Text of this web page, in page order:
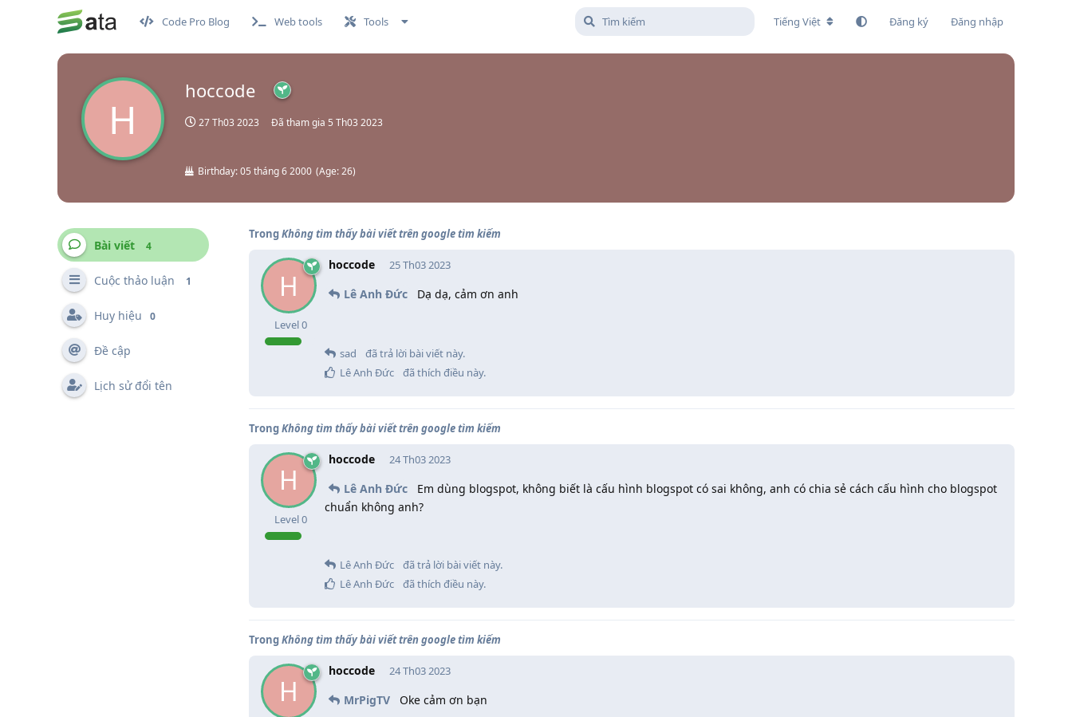
Code Pro Blog Web tools Tools Tiếng Việt Đăng ký Đăng nhập
H
hoccode
27 Th03 2023 Đã tham gia 5 Th03 2023
Birthday:05 tháng 6 2000 (Age:26)
Bài viết 4
Cuộc thảo luận 1
Huy hiệu 0
Đề cập
Lịch sử đổi tên
TrongKhông tìm thấy bài viết trên google tìm kiếm
H
hoccode
Level0
25 Th03 2023
Lê Anh Đức Dạ dạ, cảm ơn anh
sad
đã trả lời bài viết này.
Lê Anh Đức
đã thích điều này.
TrongKhông tìm thấy bài viết trên google tìm kiếm
H
hoccode
Level0
24 Th03 2023
Lê Anh Đức
Em dùng blogspot, không biết là cấu hình blogspot có sai không, anh có chia sẻ cách cấu hình cho blogspot
chuẩn không anh?
Lê Anh Đức
đã trả lời bài viết này.
Lê Anh Đức
đã thích điều này.
TrongKhông tìm thấy bài viết trên google tìm kiếm
H
hoccode 24 Th03 2023
MrPigTV Oke cảm ơn bạn